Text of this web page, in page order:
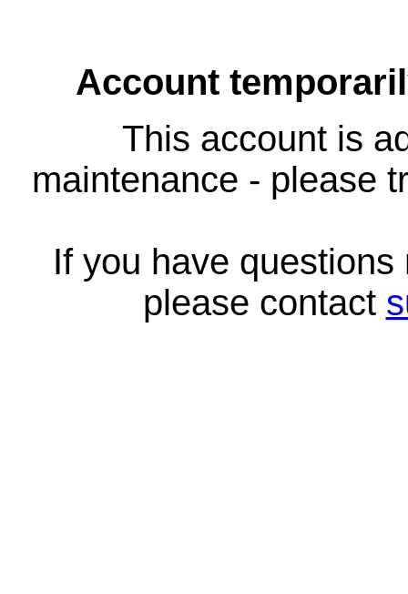
Account
This account is
maintenance - please
If you have
please contact